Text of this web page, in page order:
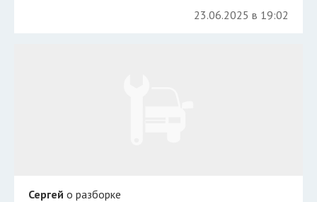
23.06.2025 в 19:02
Сергей о разборке